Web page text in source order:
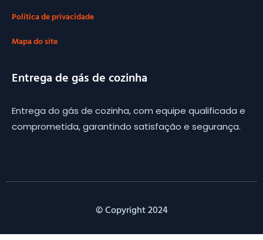
Política de privacidade
Mapa do site
Entrega de gás de cozinha
Entrega do gás de cozinha, com equipe qualificada e
comprometida, garantindo satisfação e segurança.
© Copyright 2024